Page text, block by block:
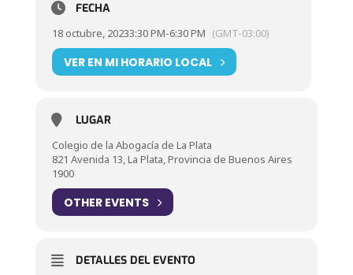
FECHA
18 octubre, 20233:30 PM-6:30 PM (GMT-03:00)
VER EN MI HORARIO LOCAL
LUGAR
Colegio de la Abogacía de La Plata
821 Avenida 13, La Plata, Provincia de Buenos Aires
1900
OTHER EVENTS
DETALLES DEL EVENTO